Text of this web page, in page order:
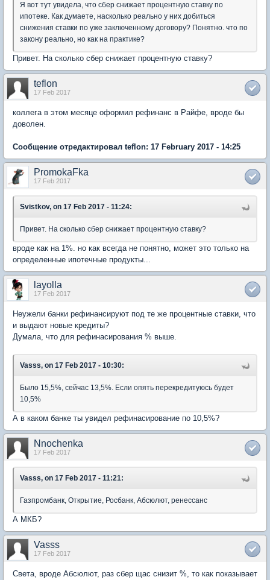
Я вот тут увидела, что сбер снижает процентную ставку по
ипотеке. Как думаете, насколько реально у них добиться
снижения ставки по уже заключенному договору? Понятно. что по
закону реально, но как на практике?
Привет. На сколько сбер снижает процентную ставку?
teflon
17 Feb 2017
коллега в этом месяце оформил рефинанс в Райфе, вроде бы
доволен.
Сообщение отредактировал teflon: 17 February 2017 - 14:25
PromokaFka
17 Feb 2017
Svistkov, on 17 Feb 2017 - 11:24:
Привет. На сколько сбер снижает процентную ставку?
вроде как на 1%. но как всегда не понятно, может это только на
определенные ипотечные продукты...
layolla
17 Feb 2017
Неужели банки рефинансируют под те же процентные ставки, что
и выдают новые кредиты?
Думала, что для рефинасирования % выше.
Vasss, on 17 Feb 2017 - 10:30:
Было 15,5%, сейчас 13,5%. Если опять перекредитуюсь будет
10,5%
А в каком банке ты увидел рефинасирование по 10,5%?
Nnochenka
17 Feb 2017
Vasss, on 17 Feb 2017 - 11:21:
Газпромбанк, Открытие, Росбанк, Абсюлют, ренессанс
А МКБ?
Vasss
17 Feb 2017
Света, вроде Абсюлют, раз сбер щас снизит %, то как показывает